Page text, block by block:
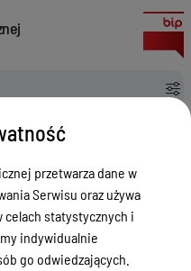
Powiatowego w Ostródzie
oświatowe
w Ostródzie
Szkoły i
przetwarza dane w
Serwisu oraz używa
celach statystycznych i
indywidualnie
go odwiedzających.